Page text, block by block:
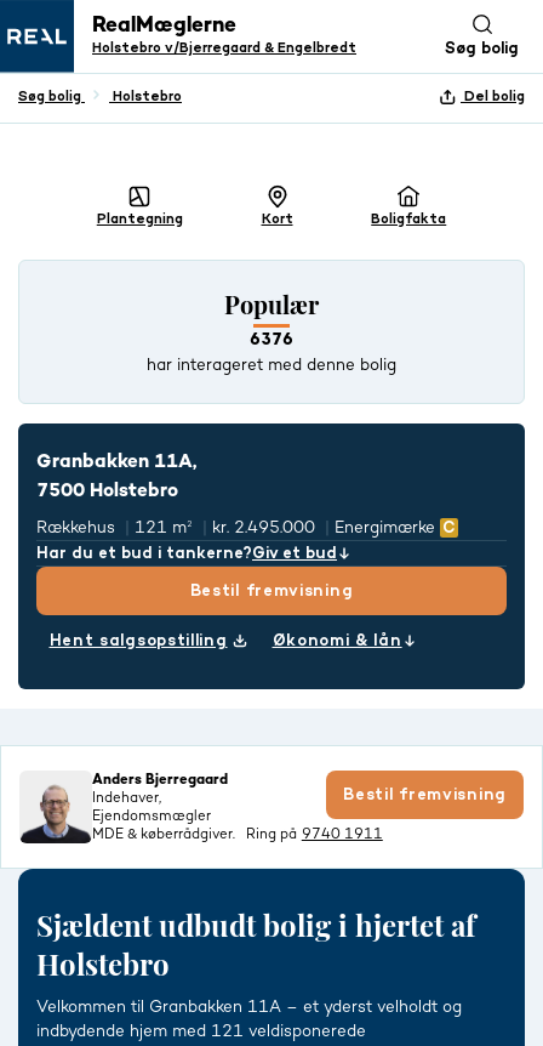
RealMæglerne
Holstebro v/Bjerregaard & Engelbredt Søg bolig
Søg bolig Holstebro Del bolig
+ 27 BILLEDER
Boligfakta
Plantegning Kort
Populær
6376
har interageret med denne bolig
Granbakken 11A,
7500 Holstebro
Rækkehus 121 m² kr. 2.495.000
Energimærke
Har du et bud i tankerne?Giv et bud
Bestil fremvisning
Hent salgsopstilling Økonomi & lån
Anders Bjerregaard
Indehaver,
Ejendomsmægler
MDE & køberrådgiver.
Bestil fremvisning
Ring på 9740 1911
Sjældent udbudt bolig i hjertet af
Holstebro
Velkommen til Granbakken 11A – et yderst velholdt og
indbydende hjem med 121 veldisponerede